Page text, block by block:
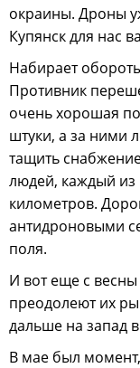
окраины. Дроны
Купянск для нас
Набирает
Противник
очень хорошая
штуки, а за ними
тащить
людей, каждый из
километров.
антидроновыми
поля.
И вот еще с
преодолеют их
дальше на запад
В мае был